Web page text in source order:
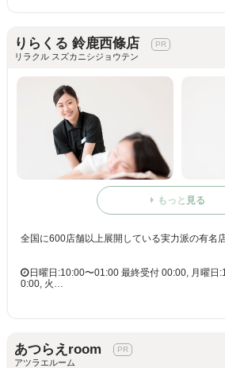
りらくる 鈴鹿西條店
リラクル スズカニシジョウテン
もっと見る
日曜日:10:00〜01:00 最終受付 00:00, 月曜日
0:00, 火…
あつらえroom
アツラエルーム